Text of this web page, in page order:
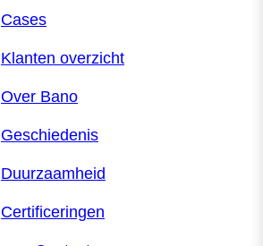
Cases
Klanten overzicht
Over Bano
Geschiedenis
Duurzaamheid
Certificeringen